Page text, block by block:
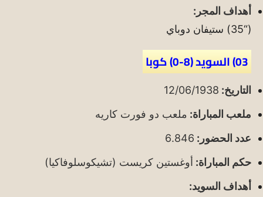
أهداف المجر:
(“35) ستيفان دوباي
03) السويد (8-0) كوبا
التاريخ: 12/06/1938
ملعب المباراة: ملعب دو فورت كاريه
عدد الحضور: 6.846
حكم المباراة: أوغستين كريست (تشيكوسلوفاكيا)
أهداف السويد: